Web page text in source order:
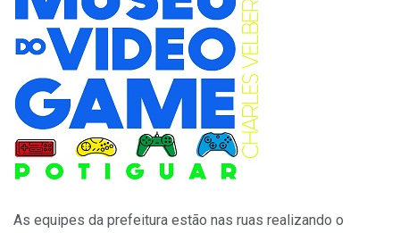
As equipes da prefeitura estão nas ruas realizando o